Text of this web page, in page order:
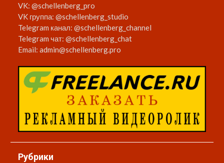
VK:@schellenberg_pro
VK группа:@schellenberg_studio
Telegram канал:@schellenberg_channel
Telegram чат:@schellenberg_chat
Email:admin@schellenberg.pro
Рубрики